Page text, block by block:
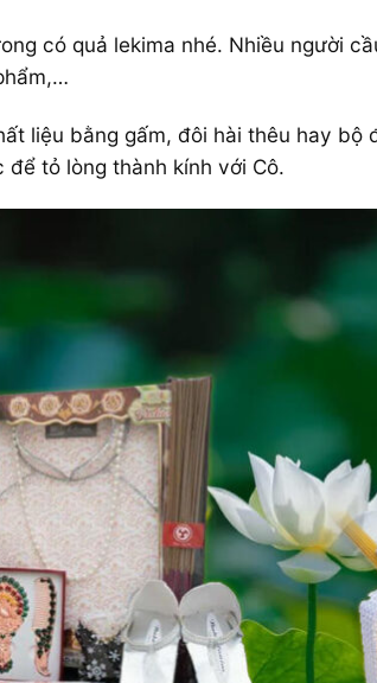
có quả lekima nhé. Nhiều người
liệu bằng gấm, đôi hài thêu hay
tỏ lòng thành kính với Cô.